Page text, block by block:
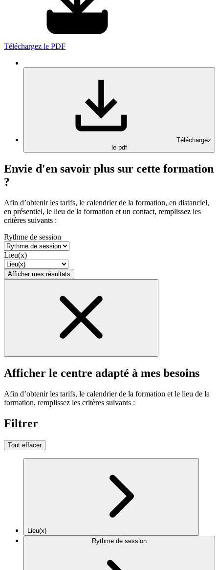
Téléchargez le PDF
Téléchargez
le pdf
Envie d'en savoir plus sur cette formation
?
Afin d’obtenir les tarifs, le calendrier de la formation, en distanciel,
en présentiel, le lieu de la formation et un contact, remplissez les
critères suivants :
Rythme de session
Lieu(x)
Afficher mes résultats
Afficher le centre adapté à mes besoins
Afin d’obtenir les tarifs, le calendrier de la formation et le lieu de la
formation, remplissez les critères suivants :
Filtrer
Tout effacer
Lieu(x)
Rythme de session